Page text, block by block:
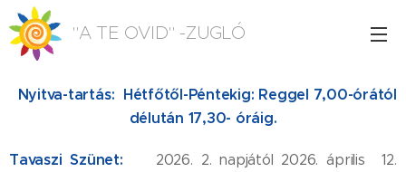
"A TE OVID" -ZUGLÓ
Nyitva-tartás: Hétfőtől-Péntekig: Reggel 7,00-órától
délután 17,30- óráig.
Tavaszi Szünet:
2026. 2. napjától 2026. április 12.